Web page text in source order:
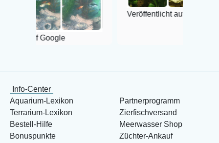
Veröffentlicht auf Google
Info-Center
Aquarium-Lexikon
Terrarium-Lexikon
Bestell-Hilfe
Bonuspunkte
Partnerprogramm
Zierfischversand
Meerwasser Shop
Züchter-Ankauf